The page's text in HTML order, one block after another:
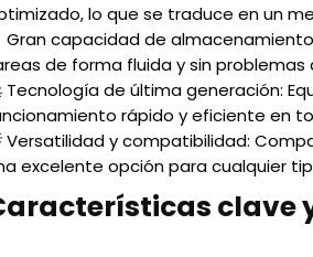
lo que se traduce en un
Gran capacidad de
de forma fluida y sin problemas
Tecnología de última generación:
rápido y eficiente en
Versatilidad y compatibilidad:
excelente opción para cualquier
clave